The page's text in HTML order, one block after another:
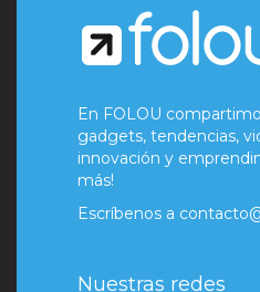
En FOLOU
gadgets, tendencias,
innovación y
más!
Escríbenos a
Nuestras redes